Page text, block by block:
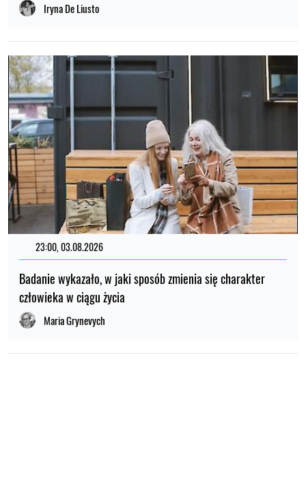
Iryna De Liusto
23:00, 03.08.2026
Badanie wykazało, w jaki sposób zmienia się charakter
człowieka w ciągu życia
Maria Grynevych